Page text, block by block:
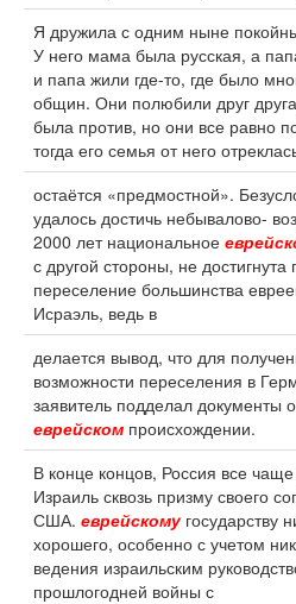
Я дружила с одним ныне
У него мама была русская, а
и папа жили где-то, где было
общин. Они полюбили друг
была против, но они все равно
тогда его семья от него
остаётся «предмостной».
удалось достичь небывалово-
2000 лет национальное
с другой стороны, не достигнута
переселение большинства
Исраэль, ведь в
делается вывод, что для
возможности переселения в
заявитель подделал документы
еврейском происхождении.
В конце концов, Россия все
Израиль сквозь призму своего
США. еврейскомугосударству
хорошего, особенно с учетом
ведения израильским
прошлогодней войны с